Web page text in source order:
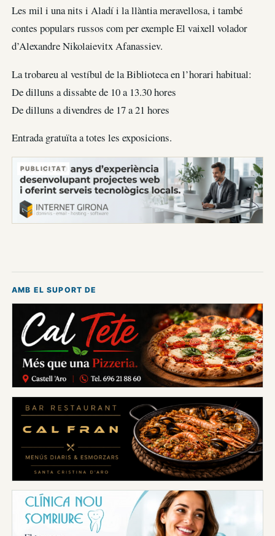
Les mil i una nits i Aladí i la llàntia meravellosa, i també
contes populars russos com per exemple El vaixell volador
d’Alexandre Nikolaievitx Afanassiev.
La trobareu al vestíbul de la Biblioteca en l’horari habitual:
De dilluns a dissabte de 10 a 13.30 hores
De dilluns a divendres de 17 a 21 hores
Entrada gratuïta a totes les exposicions.
PUBLICITAT
AMB EL SUPORT DE